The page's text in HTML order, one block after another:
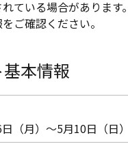
ている場合があります
ご確認ください。
本情報
（月）〜5月10日（日）